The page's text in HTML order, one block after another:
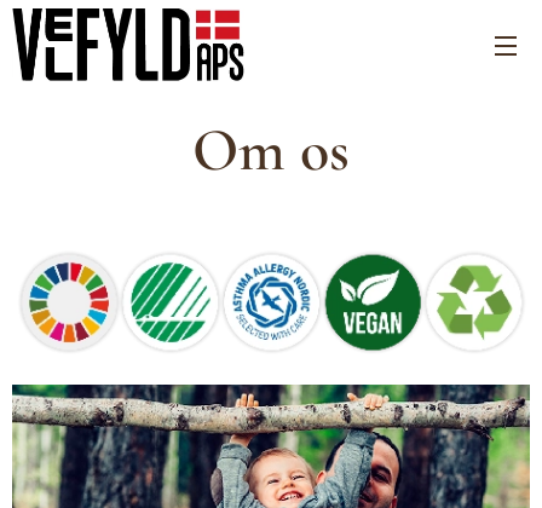
Om os